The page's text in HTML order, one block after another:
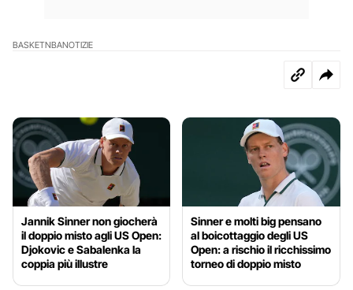
BASKETNBANOTIZIE
Jannik Sinner non giocherà
il doppio misto agli US Open:
Djokovic e Sabalenka la
coppia più illustre
Sinner e molti big pensano
al boicottaggio degli US
Open: a rischio il ricchissimo
torneo di doppio misto